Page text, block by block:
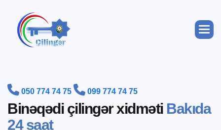
 050 774 74 75  099 774 74 75
Binəqədi çilingərxidməti Bakıda
24 saat